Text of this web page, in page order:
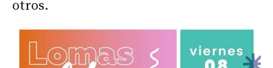
otros.